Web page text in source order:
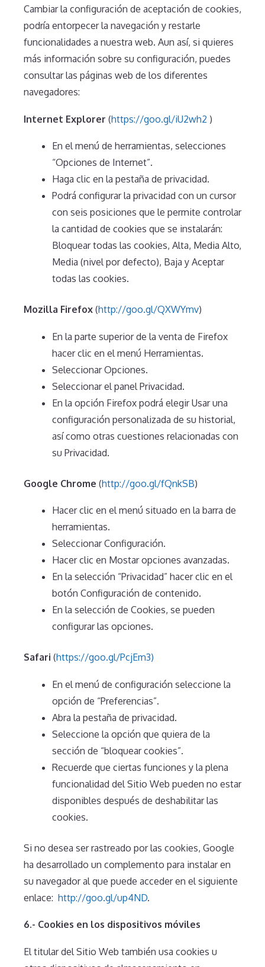
Cambiar la configuración de aceptación de cookies,
podría entorpecer la navegación y restarle
funcionalidades a nuestra web. Aun así, si quieres
más información sobre su configuración, puedes
consultar las páginas web de los diferentes
navegadores:
Internet Explorer (https://goo.gl/iU2wh2 )
En el menú de herramientas, selecciones
“Opciones de Internet”.
Haga clic en la pestaña de privacidad.
Podrá configurar la privacidad con un cursor
con seis posiciones que le permite controlar
la cantidad de cookies que se instalarán:
Bloquear todas las cookies, Alta, Media Alto,
Media (nivel por defecto), Baja y Aceptar
todas las cookies.
Mozilla Firefox (http://goo.gl/QXWYmv)
En la parte superior de la venta de Firefox
hacer clic en el menú Herramientas.
Seleccionar Opciones.
Seleccionar el panel Privacidad.
En la opción Firefox podrá elegir Usar una
configuración personalizada de su historial,
así como otras cuestiones relacionadas con
su Privacidad.
Google Chrome (http://goo.gl/fQnkSB)
Hacer clic en el menú situado en la barra de
herramientas.
Seleccionar Configuración.
Hacer clic en Mostar opciones avanzadas.
En la selección “Privacidad” hacer clic en el
botón Configuración de contenido.
En la selección de Cookies, se pueden
configurar las opciones.
Safari (https://goo.gl/PcjEm3)
En el menú de configuración seleccione la
opción de “Preferencias”.
Abra la pestaña de privacidad.
Seleccione la opción que quiera de la
sección de “bloquear cookies”.
Recuerde que ciertas funciones y la plena
funcionalidad del Sitio Web pueden no estar
disponibles después de deshabilitar las
cookies.
Si no desea ser rastreado por las cookies, Google
ha desarrollado un complemento para instalar en
su navegador al que puede acceder en el siguiente
enlace: http://goo.gl/up4ND.
6.- Cookies en los dispositivos móviles
El titular del Sitio Web también usa cookies u